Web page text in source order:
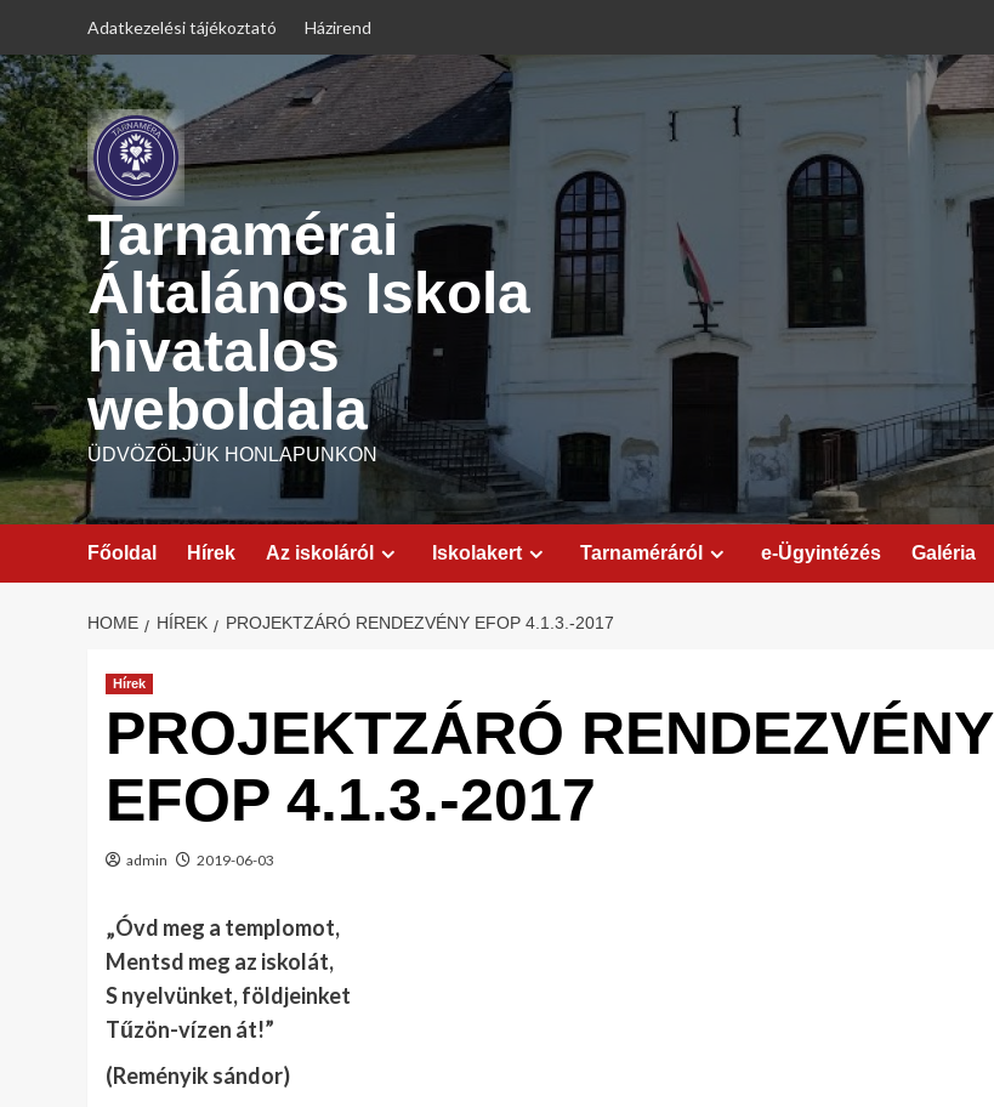
content
Adatkezelési tájékoztató Házirend
Tarnamérai
Általános Iskola
hivatalos
weboldala
ÜDVÖZÖLJÜK HONLAPUNKON
Főoldal Hírek Az iskoláról Iskolakert Tarnaméráról e-Ügyintézés Galéria
HOME HÍREK PROJEKTZÁRÓ RENDEZVÉNY EFOP 4.1.3.-2017
Hírek
PROJEKTZÁRÓ RENDEZVÉNY
EFOP 4.1.3.-2017
admin 2019-06-03
„Óvd meg a templomot,
Mentsd meg az iskolát,
S nyelvünket, földjeinket
Tűzön-vízen át!”
(Reményik sándor)